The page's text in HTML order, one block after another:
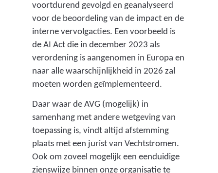
voortdurend gevolgd en geanalyseerd
voor de beoordeling van de impact en de
interne vervolgacties. Een voorbeeld is
de AI Act die in december 2023 als
verordening is aangenomen in Europa en
naar alle waarschijnlijkheid in 2026 zal
moeten worden geïmplementeerd.
Daar waar de AVG (mogelijk) in
samenhang met andere wetgeving van
toepassing is, vindt altijd afstemming
plaats met een jurist van Vechtstromen.
Ook om zoveel mogelijk een eenduidige
zienswijze binnen onze organisatie te